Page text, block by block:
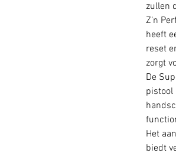
zullen
Z’n
heeft
reset
zorgt
De
pistool
Het
biedt